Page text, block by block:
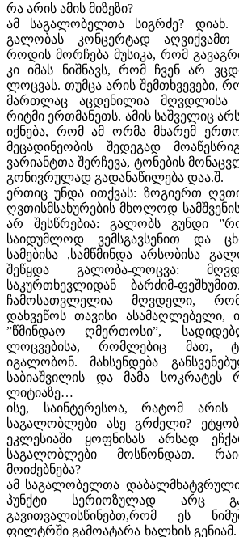
რა არის ამის მიზეზი?
ამ საგალობელთა სიგრძე?
გალობას კონცერტად
როდის მორჩება მუსიკა, რომ
კი იმას ნიშნავს, რომ ჩვენ არ
ლოცვას. თუმცა არის შემთხვევები,
მართლაც აცდენილია
რიტმი ერთმანეთს. ამის საშველიც
იქნება, რომ ამ ორმა მხარემ
მეცადინეობის შედეგად
ვარიანტთა შერჩევა, ტონების
გონივრულად გადანაწილება დაა.შ.
ერთიც უნდა ითქვას: ზოგიერთ
ღვთისმსახურების მხოლოდ
არ შესწრებია: გალობს გუნდი
საიდუმლოდ ვემსგავსენით და
სამებისა ,სამწმინდა არსობისა
შეწყდა გალობა-ლოცვა:
საკურთხევლიდან ბარძიმ-
ჩამოსათვლელია მღვდელი,
დახვეწოს თავისი ასამაღლებელი,
”წმინდაო ღმერთოსი”,
ლოცვებისა, რომლებიც მათ,
იგალობონ. მახსენდება
საბიაშვილის და მამა
ლიტიაზე…
ისე, საინტერესოა, რატომ
საგალობლები ასე გრძელი?
ეკლესიაში ყოფნისას არსად
საგალობლები მოსწონდათ.
მოიძებნება?
ამ საგალობელთა
პუნქტი სერიოზულად არც
გავითვალისწინებთ,რომ ეს
ფილტრში გამოატარა ხალხის